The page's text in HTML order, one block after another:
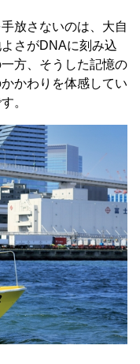
放さないのは、大自
さがDNAに刻み込
方、そうした記憶の
かわりを体感してい
。